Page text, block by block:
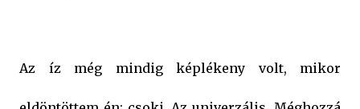
Az íz még mindig képlékeny volt, mikor